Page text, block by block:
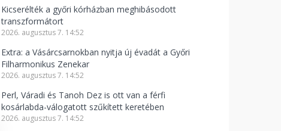
Kicserélték a győri kórházban meghibásodott
transzformátort
2026. augusztus 7. 14:52
Extra: a Vásárcsarnokban nyitja új évadát a Győri
Filharmonikus Zenekar
2026. augusztus 7. 14:52
Perl, Váradi és Tanoh Dez is ott van a férfi
kosárlabda-válogatott szűkített keretében
2026. augusztus 7. 14:52